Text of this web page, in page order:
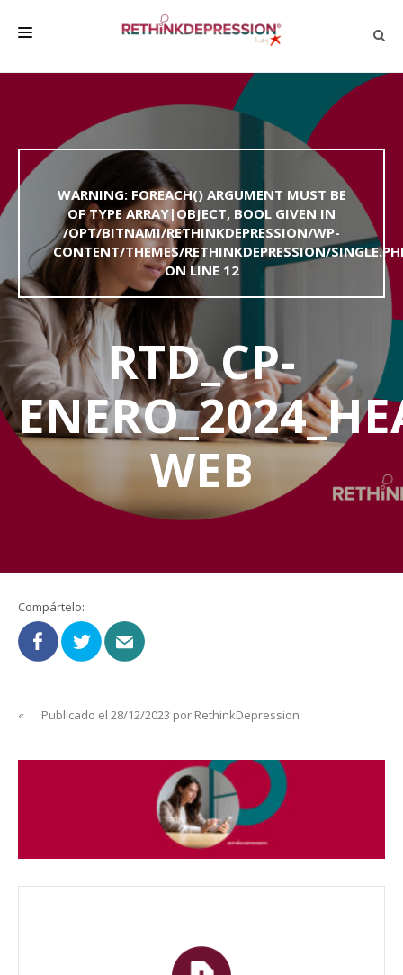
ACERCA DE LA DEPRESIÓN
HABLAR CON LOS DEMÁS
BIENESTAR
FAMILIA Y AMIGOS
EMPRESA
DEPRESSÃO SEM RODEIOS
WARNING: FOREACH() ARGUMENT MUST BE
OF TYPE ARRAY|OBJECT, BOOL GIVEN IN
/OPT/BITNAMI/RETHINKDEPRESSION/WP-
CONTENT/THEMES/RETHINKDEPRESSION/
ON LINE 12
RTD_CP-
WEB
Compártelo:
« Publicado el 28/12/2023 por RethinkDepression